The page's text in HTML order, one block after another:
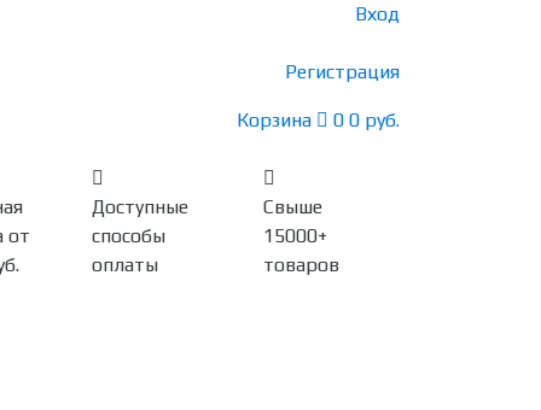
Вход
Регистрация
Корзина 0 0 руб.
от
Доступные
способы
оплаты
Свыше
15000+
товаров